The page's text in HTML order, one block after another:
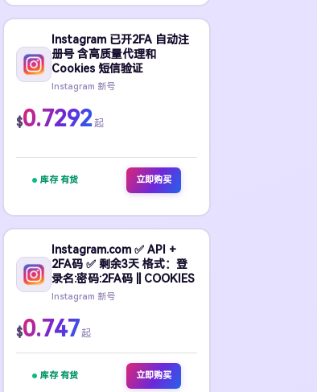
Instagram 已开2FA 自动注
册号 含高质量代理和
Cookies 短信验证
Instagram 新号
$0.7292起
库存 有货 立即购买
Instagram.com ✅ API +
2FA码 ✅ 剩余3天 格式：登
录名:密码:2FA码 || COOKIES
Instagram 新号
$0.747起
库存 有货 立即购买